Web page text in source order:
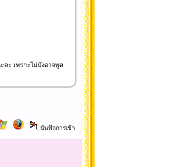
ะ เพราะไม่บังอาจพูด
บันทึกการเข้า